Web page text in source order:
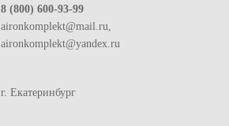
8 (800) 600-93-99
aironkomplekt@mail.ru,
aironkomplekt@yandex.ru
г. Екатеринбург